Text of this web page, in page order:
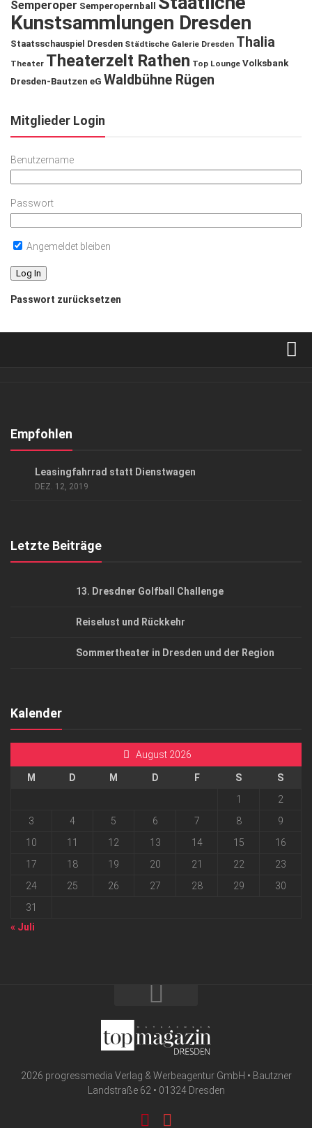
Semperoper Semperopernball
Kunstsammlungen Dresden
Staatsschauspiel Dresden Städtische Galerie Dresden Thalia
Theater Theaterzelt Rathen Top Lounge Volksbank
Dresden-Bautzen eG Waldbühne Rügen
Mitglieder Login
Benutzername
Passwort
Angemeldet bleiben
Passwort zurücksetzen
Kontakt, Impressum
Empfohlen
Leasingfahrrad statt Dienstwagen
DEZ. 12, 2019
Letzte Beiträge
13. Dresdner Golfball Challenge
Reiselust und Rückkehr
Sommertheater in Dresden und der Region
Kalender
August 2026
M D M D F S
S
1
2
3
4 5 6 7 8
9
10
11 12 13 14 15
16
17
18 19 20 21 22
23
24
25 26 27 28 29
30
31
« Juli
2026 progressmedia Verlag & Werbeagentur GmbH • Bautzner
Landstraße 62 • 01324 Dresden